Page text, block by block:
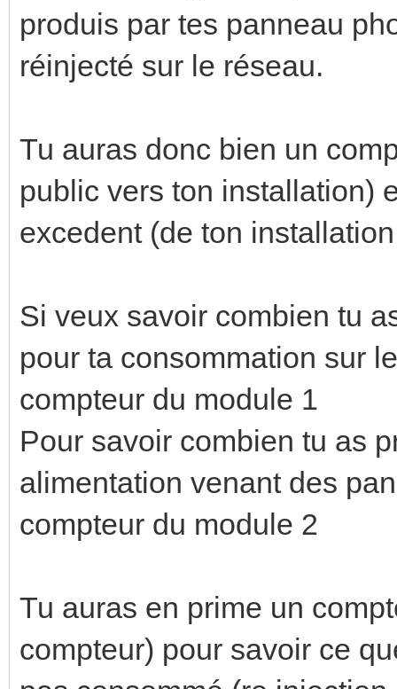
produis par tes panneau
réinjecté sur le réseau.
Tu auras donc bien un
public vers ton installation)
excedent (de ton
Si veux savoir combien tu
pour ta consommation sur
compteur du module 1
Pour savoir combien tu as
alimentation venant des
compteur du module 2
Tu auras en prime un
compteur) pour savoir ce